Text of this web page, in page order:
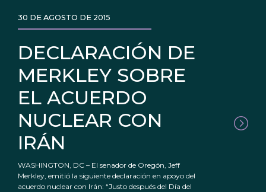
DECLARACIÓN DE
MERKLEY SOBRE
EL ACUERDO
NUCLEAR CON
IRÁN
30 DE AGOSTO DE 2015
WASHINGTON, DC – El senador de Oregón, Jeff
Merkley, emitió la siguiente declaración en apoyo del
acuerdo nuclear con Irán: “Justo después del Día del